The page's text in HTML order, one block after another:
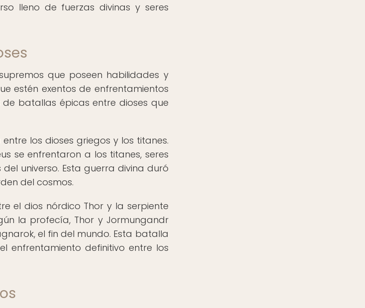
lleno de fuerzas divinas y seres
que poseen habilidades y
estén exentos de enfrentamientos
batallas épicas entre dioses que
los dioses griegos y los titanes.
se enfrentaron a los titanes, seres
universo. Esta guerra divina duró
del cosmos.
el dios nórdico Thor y la serpiente
la profecía, Thor y Jormungandr
el fin del mundo. Esta batalla
enfrentamiento definitivo entre los